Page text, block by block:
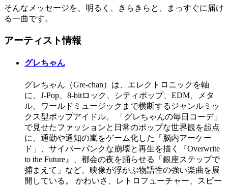
そんなメッセージを、明るく、きらきらと、まっすぐに届け
る一曲です。
アーティスト情報
グレちゃん
グレちゃん（Gre-chan）は、エレクトロニックを軸
に、J-Pop、8-bitロック、シティポップ、EDM、メタ
ル、ワールドミュージックまで横断するジャンルミッ
クス型ポップアイドル。 「グレちゃんの毎日コーデ」
で見せたファッションと日常のポップな世界観を起点
に、通勤や通知の嵐をゲーム化した「脳内アーケー
ド」、サイバーパンクな崩壊と再生を描く『Overwrite
to the Future』、都会の夜を踊らせる「銀座ステップで
捕まえて」など、映像が浮かぶ物語性の強い楽曲を展
開している。 かわいさ、レトロフューチャー、スピー